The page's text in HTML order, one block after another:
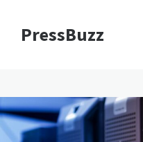
PressBuzz